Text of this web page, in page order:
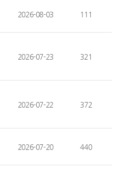
2026-08-03 111
2026-07-23 321
2026-07-22 372
2026-07-20 440